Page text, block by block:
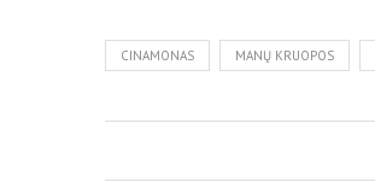
CINAMONAS MANŲ KRUOPOS